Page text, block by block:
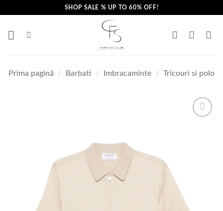
content
SHOP SALE % UP TO 60% OFF!
Prima pagină / Barbati / Imbracaminte / Tricouri si polo